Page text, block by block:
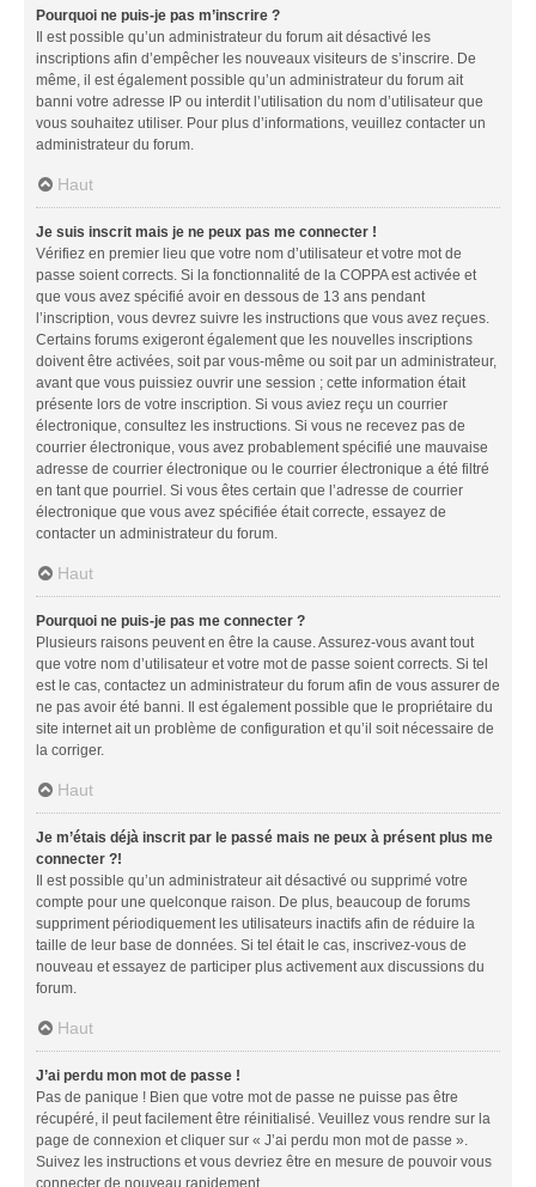
Pourquoi ne puis-je pas m’inscrire ?
Il est possible qu’un administrateur du forum ait désactivé les
inscriptions afin d’empêcher les nouveaux visiteurs de s’inscrire. De
même, il est également possible qu’un administrateur du forum ait
banni votre adresse IP ou interdit l’utilisation du nom d’utilisateur que
vous souhaitez utiliser. Pour plus d’informations, veuillez contacter un
administrateur du forum.
Haut
Je suis inscrit mais je ne peux pas me connecter !
Vérifiez en premier lieu que votre nom d’utilisateur et votre mot de
passe soient corrects. Si la fonctionnalité de la COPPA est activée et
que vous avez spécifié avoir en dessous de 13 ans pendant
l’inscription, vous devrez suivre les instructions que vous avez reçues.
Certains forums exigeront également que les nouvelles inscriptions
doivent être activées, soit par vous-même ou soit par un administrateur,
avant que vous puissiez ouvrir une session ; cette information était
présente lors de votre inscription. Si vous aviez reçu un courrier
électronique, consultez les instructions. Si vous ne recevez pas de
courrier électronique, vous avez probablement spécifié une mauvaise
adresse de courrier électronique ou le courrier électronique a été filtré
en tant que pourriel. Si vous êtes certain que l’adresse de courrier
électronique que vous avez spécifiée était correcte, essayez de
contacter un administrateur du forum.
Haut
Pourquoi ne puis-je pas me connecter ?
Plusieurs raisons peuvent en être la cause. Assurez-vous avant tout
que votre nom d’utilisateur et votre mot de passe soient corrects. Si tel
est le cas, contactez un administrateur du forum afin de vous assurer de
ne pas avoir été banni. Il est également possible que le propriétaire du
site internet ait un problème de configuration et qu’il soit nécessaire de
la corriger.
Haut
Je m’étais déjà inscrit par le passé mais ne peux à présent plus me
connecter ?!
Il est possible qu’un administrateur ait désactivé ou supprimé votre
compte pour une quelconque raison. De plus, beaucoup de forums
suppriment périodiquement les utilisateurs inactifs afin de réduire la
taille de leur base de données. Si tel était le cas, inscrivez-vous de
nouveau et essayez de participer plus activement aux discussions du
forum.
Haut
J’ai perdu mon mot de passe !
Pas de panique ! Bien que votre mot de passe ne puisse pas être
récupéré, il peut facilement être réinitialisé. Veuillez vous rendre sur la
page de connexion et cliquer sur « J’ai perdu mon mot de passe ».
Suivez les instructions et vous devriez être en mesure de pouvoir vous
connecter de nouveau rapidement.